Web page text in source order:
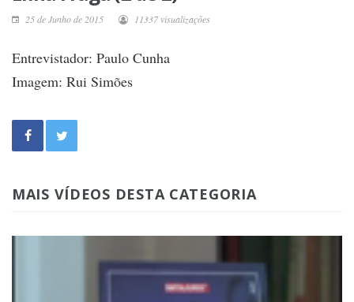
25 de Junho de 2015 11337 visualizações
Entrevistador: Paulo Cunha
Imagem: Rui Simões
MAIS VÍDEOS DESTA CATEGORIA